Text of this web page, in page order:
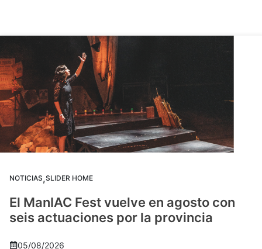
NOTICIAS,SLIDER HOME
El ManIAC Fest vuelve en agosto con
seis actuaciones por la provincia
05/08/2026